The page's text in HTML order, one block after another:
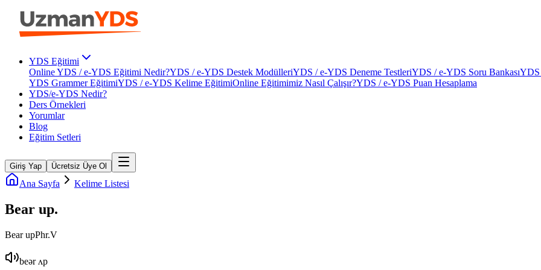
YDS Eğitimi
Online YDS / e-YDS Eğitimi Nedir?YDS / e-YDS Destek ModülleriYDS / e-YDS Deneme TestleriYDS / e-YDS Soru BankasıYDS
YDS Grammer EğitimiYDS / e-YDS Kelime EğitimiOnline Eğitimimiz Nasıl Çalışır?YDS / e-YDS Puan Hesaplama
YDS/e-YDS Nedir?
Ders Örnekleri
Yorumlar
Blog
Eğitim Setleri
Giriş Yap Ücretsiz Üye Ol
Ana Sayfa Kelime Listesi
Bear up.
Bear upPhr.V
beər ʌp